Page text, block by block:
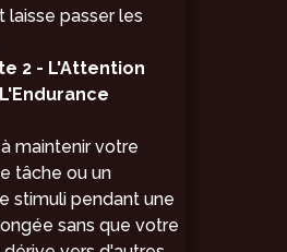
laisse passer les
2 - L'Attention
maintenir votre
tâche ou un
stimuli pendant une
sans que votre